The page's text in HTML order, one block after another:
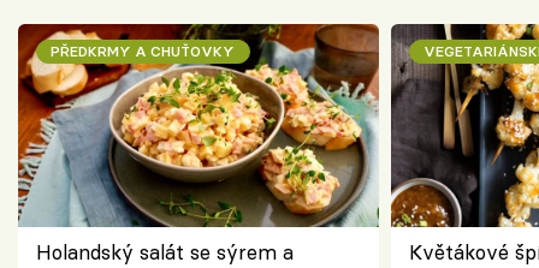
PŘEDKRMY A CHUŤOVKY
Holandský salát se sýrem a
Květákové